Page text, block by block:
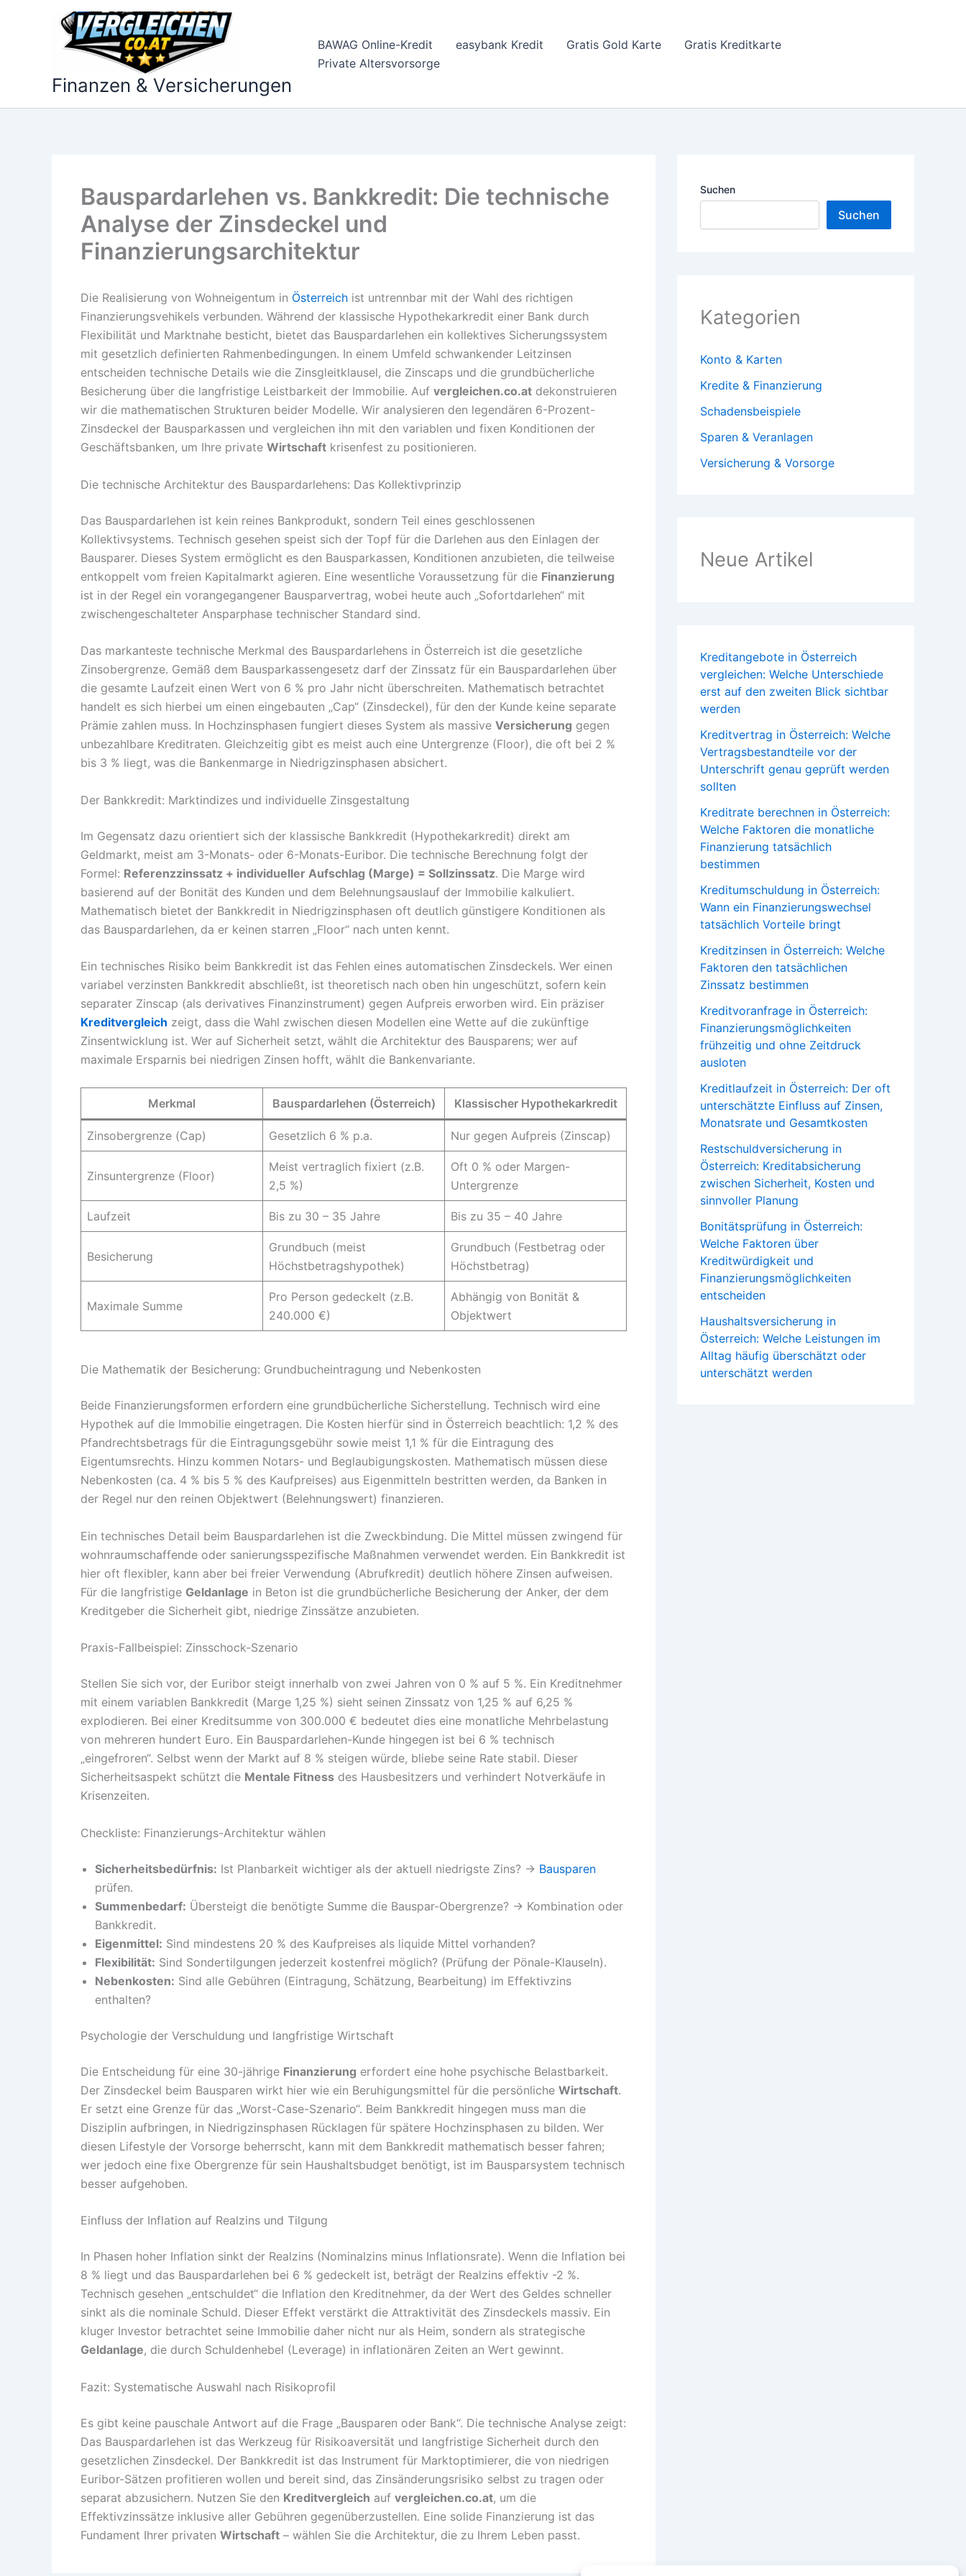
Finanzen & Versicherungen
BAWAG Online-Kredit easybank Kredit Gratis Gold Karte
Gratis Kreditkarte
Private Altersvorsorge
Bauspardarlehen vs. Bankkredit: Die technische
Analyse der Zinsdeckel und
Finanzierungsarchitektur
Die Realisierung von Wohneigentum in Österreich ist untrennbar mit der Wahl des richtigen
Finanzierungsvehikels verbunden. Während der klassische Hypothekarkredit einer Bank durch
Flexibilität und Marktnahe besticht, bietet das Bauspardarlehen ein kollektives Sicherungssystem
mit gesetzlich definierten Rahmenbedingungen. In einem Umfeld schwankender Leitzinsen
entscheiden technische Details wie die Zinsgleitklausel, die Zinscaps und die grundbücherliche
Besicherung über die langfristige Leistbarkeit der Immobilie. Auf vergleichen.co.at dekonstruieren
wir die mathematischen Strukturen beider Modelle. Wir analysieren den legendären 6-Prozent-
Zinsdeckel der Bausparkassen und vergleichen ihn mit den variablen und fixen Konditionen der
Geschäftsbanken, um Ihre private Wirtschaft krisenfest zu positionieren.
Die technische Architektur des Bauspardarlehens: Das Kollektivprinzip
Das Bauspardarlehen ist kein reines Bankprodukt, sondern Teil eines geschlossenen
Kollektivsystems. Technisch gesehen speist sich der Topf für die Darlehen aus den Einlagen der
Bausparer. Dieses System ermöglicht es den Bausparkassen, Konditionen anzubieten, die teilweise
entkoppelt vom freien Kapitalmarkt agieren. Eine wesentliche Voraussetzung für die Finanzierung
ist in der Regel ein vorangegangener Bausparvertrag, wobei heute auch „Sofortdarlehen“ mit
zwischengeschalteter Ansparphase technischer Standard sind.
Das markanteste technische Merkmal des Bauspardarlehens in Österreich ist die gesetzliche
Zinsobergrenze. Gemäß dem Bausparkassengesetz darf der Zinssatz für ein Bauspardarlehen über
die gesamte Laufzeit einen Wert von 6 % pro Jahr nicht überschreiten. Mathematisch betrachtet
handelt es sich hierbei um einen eingebauten „Cap“ (Zinsdeckel), für den der Kunde keine separate
Prämie zahlen muss. In Hochzinsphasen fungiert dieses System als massive Versicherung gegen
unbezahlbare Kreditraten. Gleichzeitig gibt es meist auch eine Untergrenze (Floor), die oft bei 2 %
bis 3 % liegt, was die Bankenmarge in Niedrigzinsphasen absichert.
Der Bankkredit: Marktindizes und individuelle Zinsgestaltung
Im Gegensatz dazu orientiert sich der klassische Bankkredit (Hypothekarkredit) direkt am
Geldmarkt, meist am 3-Monats- oder 6-Monats-Euribor. Die technische Berechnung folgt der
Formel: Referenzzinssatz + individueller Aufschlag (Marge) = Sollzinssatz. Die Marge wird
basierend auf der Bonität des Kunden und dem Belehnungsauslauf der Immobilie kalkuliert.
Mathematisch bietet der Bankkredit in Niedrigzinsphasen oft deutlich günstigere Konditionen als
das Bauspardarlehen, da er keinen starren „Floor“ nach unten kennt.
Ein technisches Risiko beim Bankkredit ist das Fehlen eines automatischen Zinsdeckels. Wer einen
variabel verzinsten Bankkredit abschließt, ist theoretisch nach oben hin ungeschützt, sofern kein
separater Zinscap (als derivatives Finanzinstrument) gegen Aufpreis erworben wird. Ein präziser
Kreditvergleich zeigt, dass die Wahl zwischen diesen Modellen eine Wette auf die zukünftige
Zinsentwicklung ist. Wer auf Sicherheit setzt, wählt die Architektur des Bausparens; wer auf
maximale Ersparnis bei niedrigen Zinsen hofft, wählt die Bankenvariante.
Merkmal Bauspardarlehen (Österreich) Klassischer Hypothekarkredit
Zinsobergrenze (Cap) Gesetzlich 6 % p.a. Nur gegen Aufpreis (Zinscap)
Zinsuntergrenze (Floor)
Meist vertraglich fixiert (z.B.
2,5 %)
Oft 0 % oder Margen-
Untergrenze
Laufzeit Bis zu 30 – 35 Jahre Bis zu 35 – 40 Jahre
Besicherung
Grundbuch (meist
Höchstbetragshypothek)
Grundbuch (Festbetrag oder
Höchstbetrag)
Maximale Summe
Pro Person gedeckelt (z.B.
240.000 €)
Abhängig von Bonität &
Objektwert
Die Mathematik der Besicherung: Grundbucheintragung und Nebenkosten
Beide Finanzierungsformen erfordern eine grundbücherliche Sicherstellung. Technisch wird eine
Hypothek auf die Immobilie eingetragen. Die Kosten hierfür sind in Österreich beachtlich: 1,2 % des
Pfandrechtsbetrags für die Eintragungsgebühr sowie meist 1,1 % für die Eintragung des
Eigentumsrechts. Hinzu kommen Notars- und Beglaubigungskosten. Mathematisch müssen diese
Nebenkosten (ca. 4 % bis 5 % des Kaufpreises) aus Eigenmitteln bestritten werden, da Banken in
der Regel nur den reinen Objektwert (Belehnungswert) finanzieren.
Ein technisches Detail beim Bauspardarlehen ist die Zweckbindung. Die Mittel müssen zwingend für
wohnraumschaffende oder sanierungsspezifische Maßnahmen verwendet werden. Ein Bankkredit ist
hier oft flexibler, kann aber bei freier Verwendung (Abrufkredit) deutlich höhere Zinsen aufweisen.
Für die langfristige Geldanlage in Beton ist die grundbücherliche Besicherung der Anker, der dem
Kreditgeber die Sicherheit gibt, niedrige Zinssätze anzubieten.
Praxis-Fallbeispiel: Zinsschock-Szenario
Stellen Sie sich vor, der Euribor steigt innerhalb von zwei Jahren von 0 % auf 5 %. Ein Kreditnehmer
mit einem variablen Bankkredit (Marge 1,25 %) sieht seinen Zinssatz von 1,25 % auf 6,25 %
explodieren. Bei einer Kreditsumme von 300.000 € bedeutet dies eine monatliche Mehrbelastung
von mehreren hundert Euro. Ein Bauspardarlehen-Kunde hingegen ist bei 6 % technisch
„eingefroren“. Selbst wenn der Markt auf 8 % steigen würde, bliebe seine Rate stabil. Dieser
Sicherheitsaspekt schützt die Mentale Fitness des Hausbesitzers und verhindert Notverkäufe in
Krisenzeiten.
Checkliste: Finanzierungs-Architektur wählen
Sicherheitsbedürfnis: Ist Planbarkeit wichtiger als der aktuell niedrigste Zins? -> Bausparen
prüfen.
Summenbedarf: Übersteigt die benötigte Summe die Bauspar-Obergrenze? -> Kombination oder
Bankkredit.
Eigenmittel: Sind mindestens 20 % des Kaufpreises als liquide Mittel vorhanden?
Flexibilität: Sind Sondertilgungen jederzeit kostenfrei möglich? (Prüfung der Pönale-Klauseln).
Nebenkosten: Sind alle Gebühren (Eintragung, Schätzung, Bearbeitung) im Effektivzins
enthalten?
Psychologie der Verschuldung und langfristige Wirtschaft
Die Entscheidung für eine 30-jährige Finanzierung erfordert eine hohe psychische Belastbarkeit.
Der Zinsdeckel beim Bausparen wirkt hier wie ein Beruhigungsmittel für die persönliche Wirtschaft.
Er setzt eine Grenze für das „Worst-Case-Szenario“. Beim Bankkredit hingegen muss man die
Disziplin aufbringen, in Niedrigzinsphasen Rücklagen für spätere Hochzinsphasen zu bilden. Wer
diesen Lifestyle der Vorsorge beherrscht, kann mit dem Bankkredit mathematisch besser fahren;
wer jedoch eine fixe Obergrenze für sein Haushaltsbudget benötigt, ist im Bausparsystem technisch
besser aufgehoben.
Einfluss der Inflation auf Realzins und Tilgung
In Phasen hoher Inflation sinkt der Realzins (Nominalzins minus Inflationsrate). Wenn die Inflation bei
8 % liegt und das Bauspardarlehen bei 6 % gedeckelt ist, beträgt der Realzins effektiv -2 %.
Technisch gesehen „entschuldet“ die Inflation den Kreditnehmer, da der Wert des Geldes schneller
sinkt als die nominale Schuld. Dieser Effekt verstärkt die Attraktivität des Zinsdeckels massiv. Ein
kluger Investor betrachtet seine Immobilie daher nicht nur als Heim, sondern als strategische
Geldanlage, die durch Schuldenhebel (Leverage) in inflationären Zeiten an Wert gewinnt.
Fazit: Systematische Auswahl nach Risikoprofil
Es gibt keine pauschale Antwort auf die Frage „Bausparen oder Bank“. Die technische Analyse zeigt:
Das Bauspardarlehen ist das Werkzeug für Risikoaversität und langfristige Sicherheit durch den
gesetzlichen Zinsdeckel. Der Bankkredit ist das Instrument für Marktoptimierer, die von niedrigen
Euribor-Sätzen profitieren wollen und bereit sind, das Zinsänderungsrisiko selbst zu tragen oder
separat abzusichern. Nutzen Sie den Kreditvergleich auf vergleichen.co.at, um die
Effektivzinssätze inklusive aller Gebühren gegenüberzustellen. Eine solide Finanzierung ist das
Fundament Ihrer privaten Wirtschaft – wählen Sie die Architektur, die zu Ihrem Leben passt.
Suchen
Suchen
Kategorien
Konto & Karten
Kredite & Finanzierung
Schadensbeispiele
Sparen & Veranlagen
Versicherung & Vorsorge
Neue Artikel
Kreditangebote in Österreich
vergleichen: Welche Unterschiede
erst auf den zweiten Blick sichtbar
werden
Kreditvertrag in Österreich: Welche
Vertragsbestandteile vor der
Unterschrift genau geprüft werden
sollten
Kreditrate berechnen in Österreich:
Welche Faktoren die monatliche
Finanzierung tatsächlich
bestimmen
Kreditumschuldung in Österreich:
Wann ein Finanzierungswechsel
tatsächlich Vorteile bringt
Kreditzinsen in Österreich: Welche
Faktoren den tatsächlichen
Zinssatz bestimmen
Kreditvoranfrage in Österreich:
Finanzierungsmöglichkeiten
frühzeitig und ohne Zeitdruck
ausloten
Kreditlaufzeit in Österreich: Der oft
unterschätzte Einfluss auf Zinsen,
Monatsrate und Gesamtkosten
Restschuldversicherung in
Österreich: Kreditabsicherung
zwischen Sicherheit, Kosten und
sinnvoller Planung
Bonitätsprüfung in Österreich:
Welche Faktoren über
Kreditwürdigkeit und
Finanzierungsmöglichkeiten
entscheiden
Haushaltsversicherung in
Österreich: Welche Leistungen im
Alltag häufig überschätzt oder
unterschätzt werden